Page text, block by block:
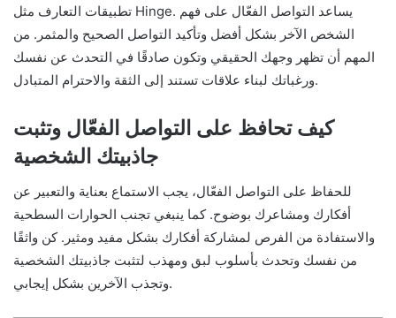
تطبيقات التعارف مثل Hinge. يساعد التواصل الفعّال على فهم
الشخص الآخر بشكل أفضل وتأكيد التواصل الصحيح والمثمر. من
المهم أن تظهر وجهك الحقيقي وتكون صادقًا في التحدث عن نفسك
ورغباتك لبناء علاقات تستند إلى الثقة والاحترام المتبادل.
كيف تحافظ على التواصل الفعّال وتثبت
جاذبيتك الشخصية
للحفاظ على التواصل الفعّال، يجب الاستماع بعناية والتعبير عن
أفكارك ومشاعرك بوضوح. كما ينبغي تجنب الحوارات السطحية
والاستفادة من الفرص لمشاركة أفكارك بشكل مفيد ومثير. كن واثقًا
من نفسك وتحدث بأسلوب لبق ومهذب لتثبت جاذبيتك الشخصية
وتجذب الآخرين بشكل إيجابي.